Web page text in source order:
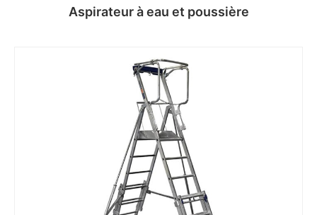
Aspirateur à eau et poussière